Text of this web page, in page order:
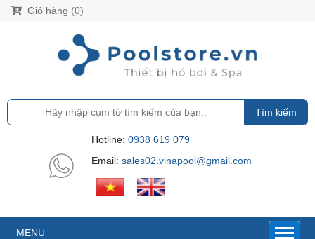
Giỏ hàng (0)
Tìm kiếm
Hotline: 0938 619 079
Email: sales02.vinapool@gmail.com
MENU